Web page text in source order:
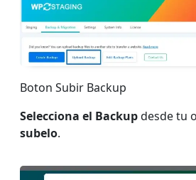
Boton Subir Backup
Selecciona el Backupdesde tu
subelo.